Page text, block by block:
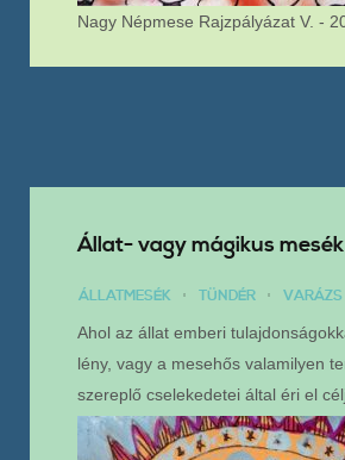
Nagy Népmese Rajzpályázat V. -
Állat- vagy mágikus mesék
ÁLLATMESÉK TÜNDÉR VARÁZS
Ahol az állat emberi
lény, vagy a mesehős valamilyen
szereplő cselekedetei által éri el